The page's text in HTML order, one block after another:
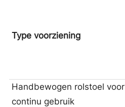
Type voorziening
Handbewogen rolstoel voor
continu gebruik